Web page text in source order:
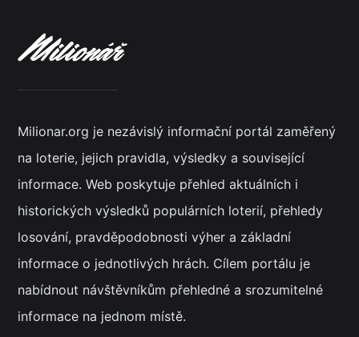
Milionar.org je nezávislý informační portál zaměřený
na loterie, jejich pravidla, výsledky a související
informace. Web poskytuje přehled aktuálních i
historických výsledků populárních loterií, přehledy
losování, pravděpodobnosti výher a základní
informace o jednotlivých hrách. Cílem portálu je
nabídnout návštěvníkům přehledné a srozumitelné
informace na jednom místě.